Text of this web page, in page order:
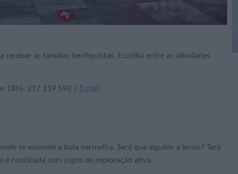
as famílias benfiquistas. Escolha entre as atividades
18h): 217 219 590 | Email
se esconde a bola vermelha. Será que alguém a levou? Terá
é conciliada com jogos de exploração ativa.